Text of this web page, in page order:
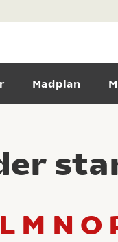
Madplan
L M N O